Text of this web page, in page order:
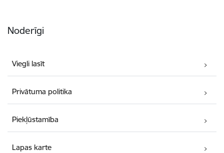
Noderīgi
Viegli lasīt
Privātuma politika
Piekļūstamība
Lapas karte